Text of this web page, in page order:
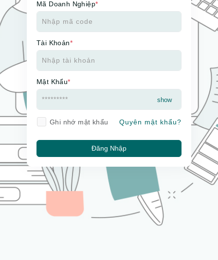
Mã Doanh Nghiệp*
Tài Khoản*
Mật Khẩu*
Ghi nhớ mật khẩu Quyên mật khẩu?
Đăng Nhập